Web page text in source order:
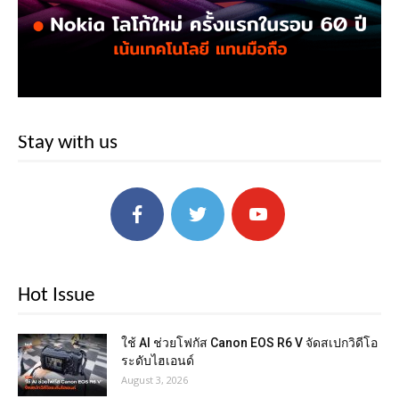
Stay with us
Hot Issue
ใช้ AI ช่วยโฟกัส Canon EOS R6 V จัดสเปกวิดีโอ
ระดับไฮเอนด์
August 3, 2026